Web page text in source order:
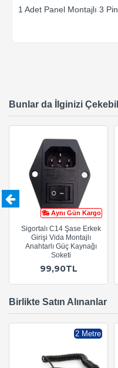
1 Adet Panel Montajlı 3
Bunlar da İlginizi
Aynı Gün Kargo
Sigortalı C14 Şase Erkek
Girişi Vida Montajlı
Anahtarlı Güç Kaynağı
Soketi
99,90TL
Birlikte Satın Alınanlar
2 Metre